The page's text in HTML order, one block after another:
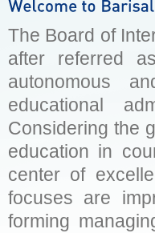
The Board of
after referred
autonomous
educational
Considering the
education in
center of
focuses are
forming